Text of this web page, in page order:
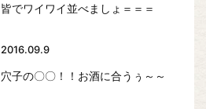
皆でワイワイ並べましょ＝＝＝
2016.09.9
穴子の〇〇！！お酒に合うぅ～～